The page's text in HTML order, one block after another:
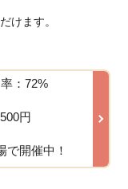
けます。
：72%
円
で開催中！